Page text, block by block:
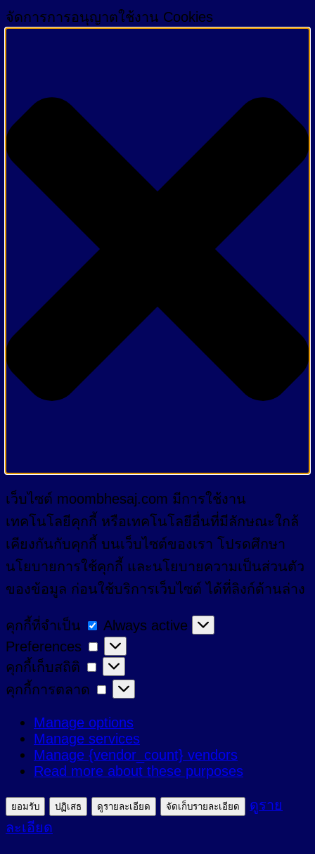
จัดการการอนุญาตใช้งาน Cookies
เว็บไซต์ moombhesaj.com มีการใช้งาน
เทคโนโลยีคุกกี้ หรือเทคโนโลยีอื่นที่มีลักษณะใกล้
เคียงกันกับคุกกี้ บนเว็บไซต์ของเรา โปรดศึกษา
นโยบายการใช้คุกกี้ และนโยบายความเป็นส่วนตัว
ของข้อมูล ก่อนใช้บริการเว็บไซต์ ได้ที่ลิงก์ด้านล่าง
คุกกี้ที่จำเป็น
คุกกี้
ที่
จำเป็น
Always active
Preferences
Preferences
คุกกี้เก็บสถิติ
คุกกี้
เก็บ
คุกกี้การตลาด
คุกกี้
ตลาด
Manage options
Manage services
Manage {vendor_count} vendors
Read more about these purposes
ยอมรับ ปฏิเสธ ดูรายละเอียด จัดเก็บรายละเอียด
ดูราย
ละเอียด